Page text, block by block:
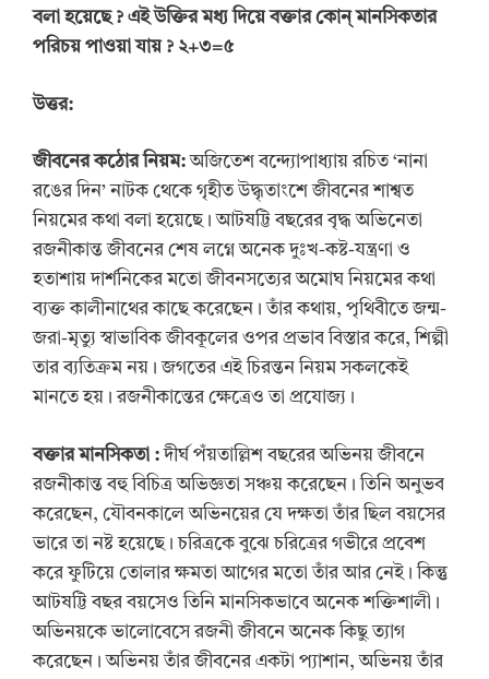
বলা হয়েছে ? এই উক্তির মধ্য দিয়ে বক্তার কোন্ মানসিকতার
পরিচয় পাওয়া যায় ? ২+৩=৫
উত্তর:
জীবনের কঠোর নিয়ম: অজিতেশ বন্দ্যোপাধ্যায় রচিত ‘নানা
রঙের দিন’ নাটক থেকে গৃহীত উদ্ধৃতাংশে জীবনের শাশ্বত
নিয়মের কথা বলা হয়েছে। আটষট্টি বছরের বৃদ্ধ অভিনেতা
রজনীকান্ত জীবনের শেষ লগ্নে অনেক দুঃখ-কষ্ট-যন্ত্রণা ও
হতাশায় দার্শনিকের মতো জীবনসত্যের অমোঘ নিয়মের কথা
ব্যক্ত কালীনাথের কাছে করেছেন। তাঁর কথায়, পৃথিবীতে জন্ম-
জরা-মৃত্যু স্বাভাবিক জীবকূলের ওপর প্রভাব বিস্তার করে, শিল্পী
তার ব্যতিক্রম নয়। জগতের এই চিরন্তন নিয়ম সকলকেই
মানতে হয়। রজনীকান্তের ক্ষেত্রেও তা প্রযোজ্য।
বক্তার মানসিকতা :দীর্ঘ পঁয়তাল্লিশ বছরের অভিনয় জীবনে
রজনীকান্ত বহু বিচিত্র অভিজ্ঞতা সঞ্চয় করেছেন। তিনি অনুভব
করেছেন, যৌবনকালে অভিনয়ের যে দক্ষতা তাঁর ছিল বয়সের
ভারে তা নষ্ট হয়েছে। চরিত্রকে বুঝে চরিত্রের গভীরে প্রবেশ
করে ফুটিয়ে তোলার ক্ষমতা আগের মতো তাঁর আর নেই। কিন্তু
আটষট্টি বছর বয়সেও তিনি মানসিকভাবে অনেক শক্তিশালী।
অভিনয়কে ভালোবেসে রজনী জীবনে অনেক কিছু ত্যাগ
করেছেন। অভিনয় তাঁর জীবনের একটা প্যাশান, অভিনয় তাঁর